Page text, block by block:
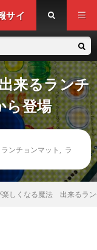
サイ
来るランチ
ら登場
ランチョンマット
ラ
楽しくなる魔法 出来るラ